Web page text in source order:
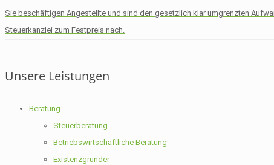
Sie beschäftigen Angestellte und sind den gesetzlich klar umgrenzten
Steuerkanzlei zum Festpreis nach.
Unsere Leistungen
Beratung
Steuerberatung
Betriebswirtschaftliche Beratung
Existenzgründer